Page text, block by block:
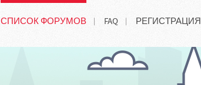
СПИСОК ФОРУМОВ FAQ РЕГИСТРАЦИЯ